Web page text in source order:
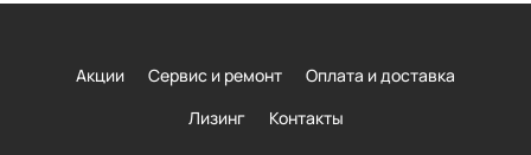
Акции Сервис и ремонт
Оплата и доставка
Лизинг
Контакты